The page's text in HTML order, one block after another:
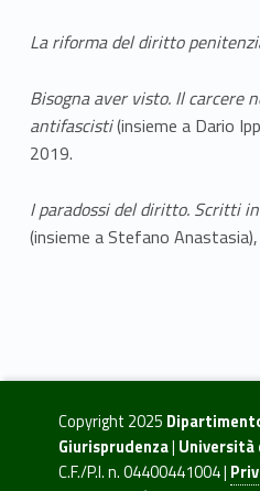
La riforma del diritto
Bisogna aver visto. Il carcere
antifascisti(insieme a Dario
2019.
I paradossi del diritto. Scritti
(insieme a Stefano
Copyright 2025
Giurisprudenza| Università
C.F./P.I. n. 04400441004 |